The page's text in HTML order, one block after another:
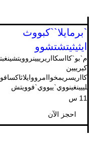
`برمايلا``كبووث
ايثيثيتشتشوو
كيرييين
لييينغينووي`ييووي`فوويتش
11 س
احجز الآن